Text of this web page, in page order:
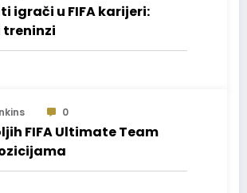
igrači u FIFA karijeri:
0
FIFA Ultimate Team